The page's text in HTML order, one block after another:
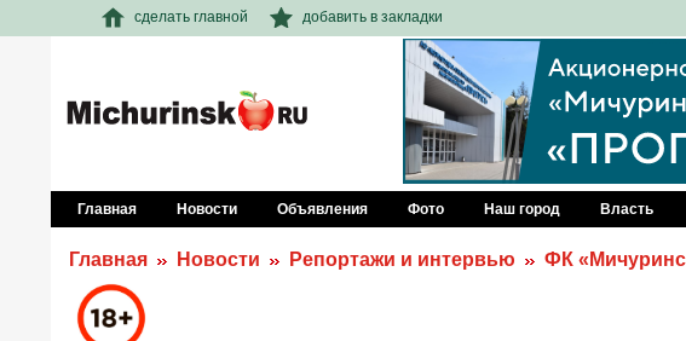
сделать главной добавить в закладки
Главная Новости Объявления Фото Наш город Власть
Главная Новости Репортажи и интервью ФК